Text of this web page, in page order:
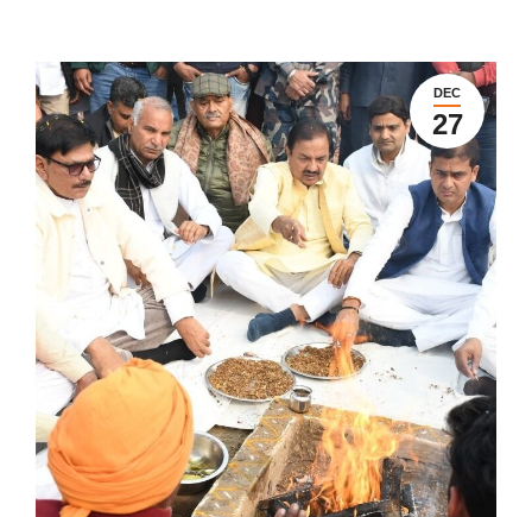
DEC
27